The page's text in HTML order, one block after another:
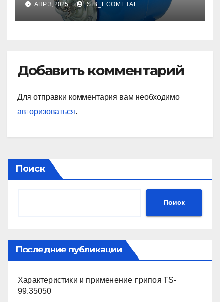
АПР 3, 2025 SIB_ECOMETAL
Добавить комментарий
Для отправки комментария вам необходимо
авторизоваться.
Поиск
Поиск
Последние публикации
Характеристики и применение припоя TS-
99.35050